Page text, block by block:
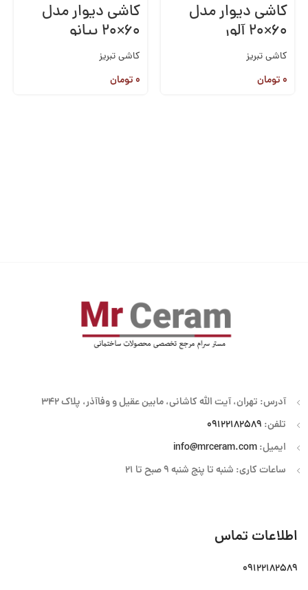
کاشی دیوار مدل
۶۰×۲۰ آلور
کاشی تبریز
۰تومان
کاشی دیوار مدل
۶۰×۲۰ پیانو
کاشی تبریز
۰تومان
آدرس: تهران، آیت الله کاشانی، مابین عقیل و وفاآذر، پلاک 342
تلفن: 09122182589
ایمیل:info@mrceram.com
ساعات کاری: شنبه تا پنج شنبه 9 صبح تا 21
اطلاعات تماس
09122182589